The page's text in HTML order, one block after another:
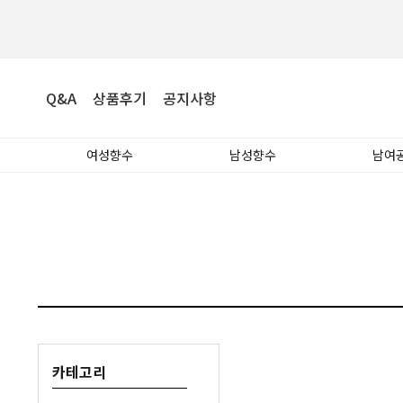
Q&A 상품후기 공지사항
여성향수 남성향수 남여
카테고리